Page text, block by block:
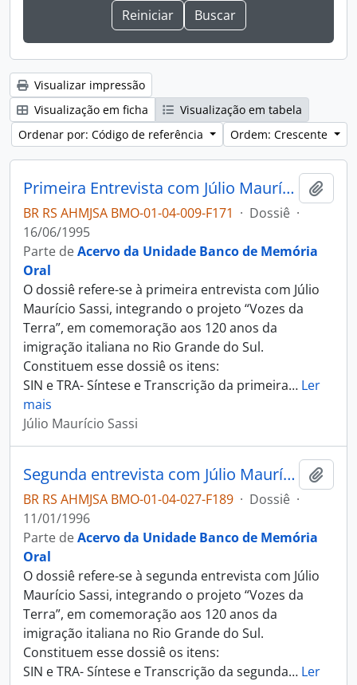
Visualizar impressão
Visualização em ficha
Visualização em tabela
Ordenar por: Código de referência
Ordem: Crescente
Primeira Entrevista com Júlio Maurício Sassi
BR RS AHMJSA BMO-01-04-009-F171 · Dossiê ·
16/06/1995
Parte deAcervo da Unidade Banco de Memória
Oral
O dossiê refere-se à primeira entrevista com Júlio
Maurício Sassi, integrando o projeto “Vozes da
Terra”, em comemoração aos 120 anos da
imigração italiana no Rio Grande do Sul.
Constituem esse dossiê os itens:
SIN e TRA- Síntese e Transcrição da primeira… Ler
mais
Júlio Maurício Sassi
Segunda entrevista com Júlio Maurício Sassi
BR RS AHMJSA BMO-01-04-027-F189 · Dossiê ·
11/01/1996
Parte deAcervo da Unidade Banco de Memória
Oral
O dossiê refere-se à segunda entrevista com Júlio
Maurício Sassi, integrando o projeto “Vozes da
Terra”, em comemoração aos 120 anos da
imigração italiana no Rio Grande do Sul.
Constituem esse dossiê os itens:
SIN e TRA- Síntese e Transcrição da segunda… Ler